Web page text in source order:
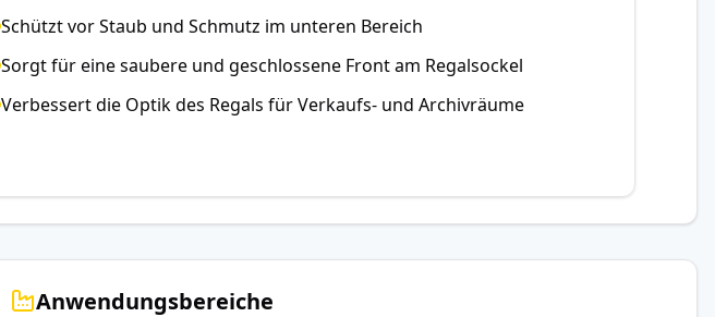
Schützt vor Staub und Schmutz im unteren Bereich
Sorgt für eine saubere und geschlossene Front am Regalsockel
Verbessert die Optik des Regals für Verkaufs- und Archivräume
Anwendungsbereiche